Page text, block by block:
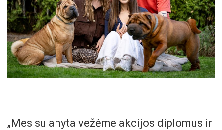
„Mes su anyta vežėme akcijos diplomus ir